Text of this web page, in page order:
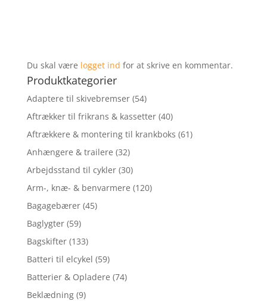
Du skal være logget ind for at skrive en kommentar.
Produktkategorier
Adaptere til skivebremser (54)
Aftrækker til frikrans & kassetter (40)
Aftrækkere & montering til krankboks (61)
Anhængere & trailere (32)
Arbejdsstand til cykler (30)
Arm-, knæ- & benvarmere (120)
Bagagebærer (45)
Baglygter (59)
Bagskifter (133)
Batteri til elcykel (59)
Batterier & Opladere (74)
Beklædning (9)